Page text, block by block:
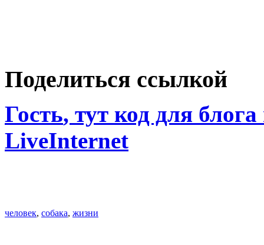
Поделиться ссылкой
Гость, тут код для
LiveInternet
человек, собака, жизни